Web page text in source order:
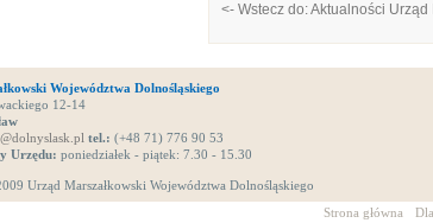
<- Wstecz do: Aktualności Urząd
Województwa Dolnośląskiego
12-14
tel.: (+48 71) 776 90 53
Urzędu: poniedziałek - piątek: 7.30 - 15.30
Urząd Marszałkowski Województwa Dolnośląskiego
Strona główna